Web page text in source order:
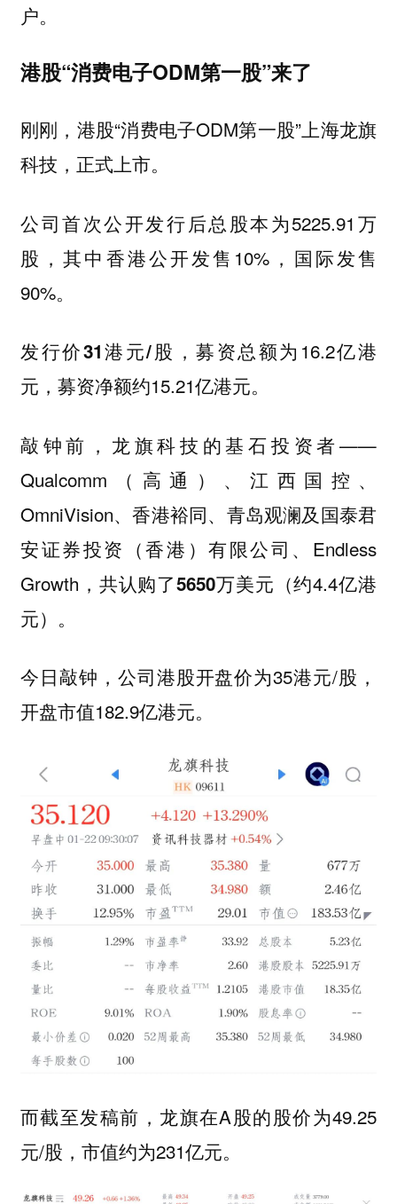
户。
港股“消费电子ODM第一股”来了
刚刚，港股“消费电子ODM第一股”上海龙旗
科技，正式上市。
公司首次公开发行后总股本为5225.91万
股，其中香港公开发售10%，国际发售
90%。
发行价31港元/股 ，募资总额为16.2亿港
元，募资净额约15.21亿港元。
敲钟前，龙旗科技的基石投资者——
Qualcomm（高通）、江西国控、
OmniVision、香港裕同、青岛观澜及国泰君
安证券投资（香港）有限公司、Endless
Growth，共认购了5650万美元 （约4.4亿港
元）。
今日敲钟，公司港股开盘价为35港元/股，
开盘市值182.9亿港元。
而截至发稿前，龙旗在A股的股价为49.25
元/股，市值约为231亿元。